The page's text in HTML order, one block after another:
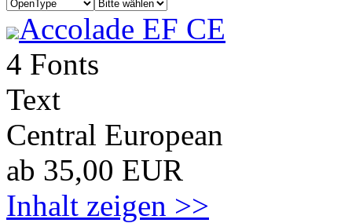
Accolade EF CE
4 Fonts
Text
Central European
ab 35,00 EUR
Inhalt zeigen >>